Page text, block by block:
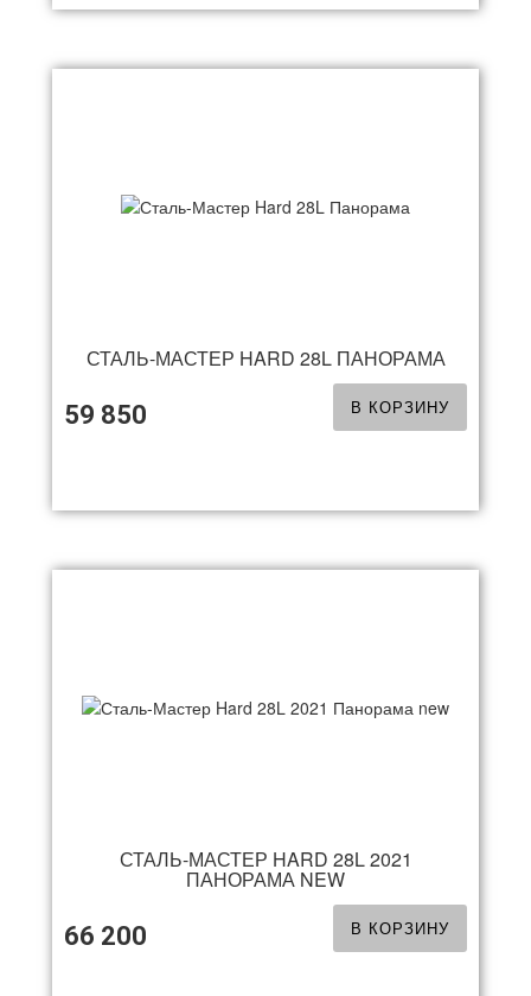
СТАЛЬ-МАСТЕР HARD 28L ПАНОРАМА
59 850 В КОРЗИНУ
СТАЛЬ-МАСТЕР HARD 28L 2021
ПАНОРАМА NEW
66 200 В КОРЗИНУ